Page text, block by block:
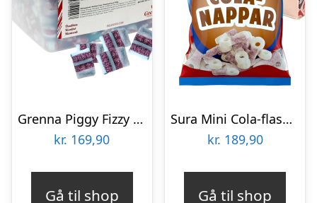
Grenna Piggy Fizzy Økonomipakke – 2 kg
kr. 169,90
Gå til shop
Sura Mini Cola-flasker Økonomipakke – 18 x 70 g
kr. 189,90
Gå til shop